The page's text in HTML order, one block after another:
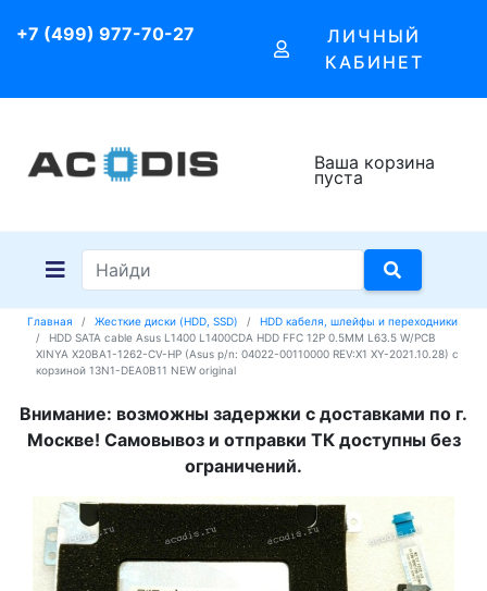
+7 (499) 977-70-27
ЛИЧНЫЙ
КАБИНЕТ
Ваша корзина
пуста
Главная Жесткие диски (HDD, SSD)
HDD кабеля, шлейфы и переходники
HDD SATA cable Asus L1400 L1400CDA HDD FFC 12P 0.5MM L63.5 W/PCB
XINYA X20BA1-1262-CV-HP (Asus p/n: 04022-00110000 REV:X1 XY-2021.10.28) с
корзиной 13N1-DEA0B11 NEW original
Внимание: возможны задержки с доставками по г.
Москве! Самовывоз и отправки ТК доступны без
ограничений.